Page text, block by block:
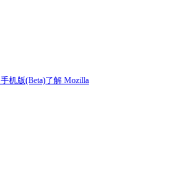
手机版(Beta)了解 Mozilla